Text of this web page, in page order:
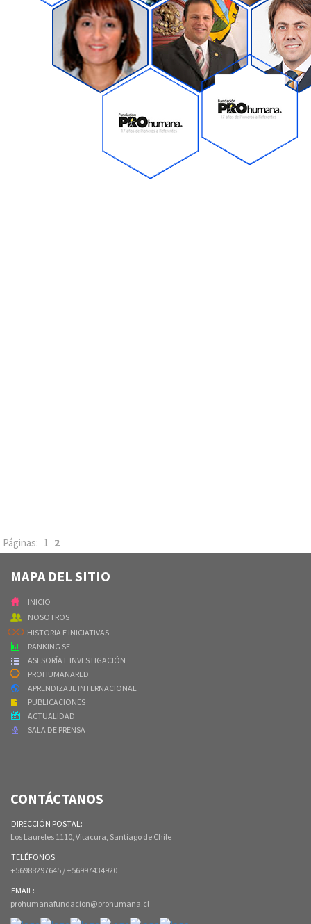
Páginas: 1 2
MAPA DEL SITIO
INICIO
NOSOTROS
HISTORIA E INICIATIVAS
RANKING SE
ASESORÍA E INVESTIGACIÓN
PROHUMANARED
APRENDIZAJE INTERNACIONAL
PUBLICACIONES
ACTUALIDAD
SALA DE PRENSA
CONTÁCTANOS
DIRECCIÓN POSTAL:
Los Laureles 1110, Vitacura, Santiago de Chile
TELÉFONOS:
+56988297645 / +56997434920
EMAIL:
prohumanafundacion@prohumana.cl